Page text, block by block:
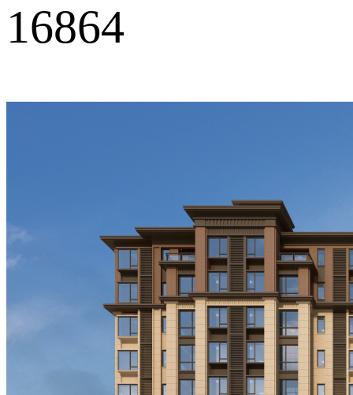
16864